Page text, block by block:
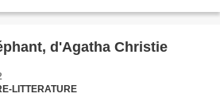
d'Agatha Christie
LITTERATURE